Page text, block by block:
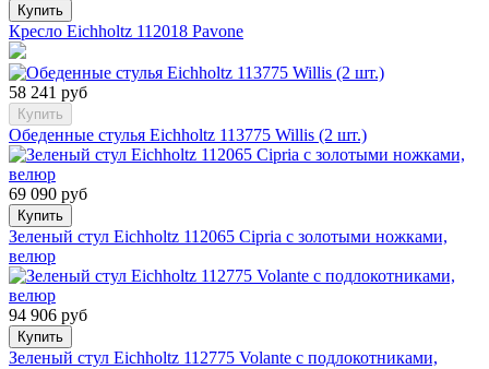
Купить
Кресло Eichholtz 112018 Pavone
58 241 руб
Купить
Обеденные стулья Eichholtz 113775 Willis (2 шт.)
69 090 руб
Купить
Зеленый стул Eichholtz 112065 Cipria с золотыми ножками,
велюр
94 906 руб
Купить
Зеленый стул Eichholtz 112775 Volante с подлокотниками,